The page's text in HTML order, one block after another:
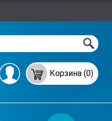
Корзина (0)